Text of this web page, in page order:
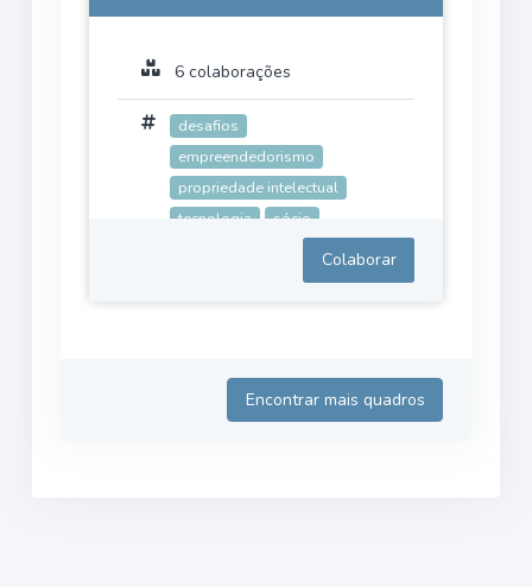
6 colaborações
desafios
empreendedorismo
propriedade intelectual
tecnologia
sócio
Colaborar
Encontrar mais quadros